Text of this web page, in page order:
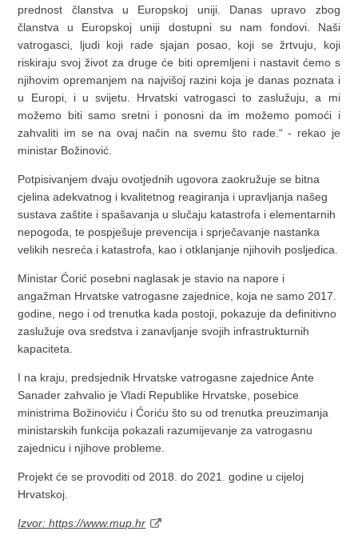
prednost članstva u Europskoj uniji. Danas upravo zbog
članstva u Europskoj uniji dostupni su nam fondovi. Naši
vatrogasci, ljudi koji rade sjajan posao, koji se žrtvuju, koji
riskiraju svoj život za druge će biti opremljeni i nastavit ćemo s
njihovim opremanjem na najvišoj razini koja je danas poznata i
u Europi, i u svijetu. Hrvatski vatrogasci to zaslužuju, a mi
možemo biti samo sretni i ponosni da im možemo pomoći i
zahvaliti im se na ovaj način na svemu što rade.“ - rekao je
ministar Božinović.
Potpisivanjem dvaju ovotjednih ugovora zaokružuje se bitna
cjelina adekvatnog i kvalitetnog reagiranja i upravljanja našeg
sustava zaštite i spašavanja u slučaju katastrofa i elementarnih
nepogoda, te pospješuje prevencija i sprječavanje nastanka
velikih nesreća i katastrofa, kao i otklanjanje njihovih posljedica.
Ministar Ćorić posebni naglasak je stavio na napore i
angažman Hrvatske vatrogasne zajednice, koja ne samo 2017.
godine, nego i od trenutka kada postoji, pokazuje da definitivno
zaslužuje ova sredstva i zanavljanje svojih infrastrukturnih
kapaciteta.
I na kraju, predsjednik Hrvatske vatrogasne zajednice Ante
Sanader zahvalio je Vladi Republike Hrvatske, posebice
ministrima Božinoviću i Ćoriću što su od trenutka preuzimanja
ministarskih funkcija pokazali razumijevanje za vatrogasnu
zajednicu i njihove probleme.
Projekt će se provoditi od 2018. do 2021. godine u cijeloj
Hrvatskoj.
Izvor: https://www.mup.hr